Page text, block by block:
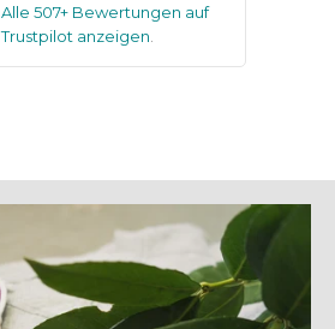
Alle 507+ Bewertungen auf
Trustpilot anzeigen